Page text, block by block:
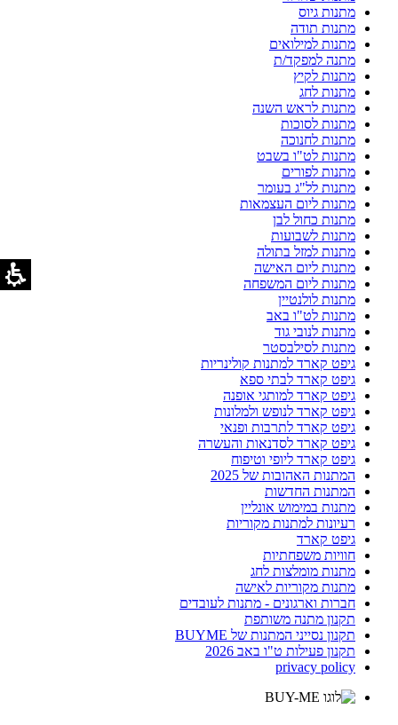
מתנות גיוס
מתנות תודה
מתנות למילואים
מתנה למפקד/ת
מתנות לקיץ
מתנות לחג
מתנות לראש השנה
מתנות לסוכות
מתנות לחנוכה
מתנות לט"ו בשבט
מתנות לפורים
מתנות לל"ג בעומר
מתנות ליום העצמאות
מתנות כחול לבן
מתנות לשבועות
מתנות למזל בתולה
מתנות ליום האישה
מתנות ליום המשפחה
מתנות לולנטיין
מתנות לט"ו באב
מתנות לנובי גוד
מתנות לסילבסטר
גיפט קארד למתנות קולינריות
גיפט קארד לבתי ספא
גיפט קארד למותגי אופנה
גיפט קארד לנופש ולמלונות
גיפט קארד לתרבות ופנאי
גיפט קארד לסדנאות והעשרה
גיפט קארד ליופי וטיפוח
המתנות האהובות של 2025
המתנות החדשות
מתנות במימוש אונליין
רעיונות למתנות מקוריות
גיפט קארד
חוויות משפחתיות
מתנות מומלצות לחג
מתנות מקוריות לאישה
חברות וארגונים - מתנות לעובדים
תקנון מתנה משותפת
תקנון נסייני המתנות של BUYME
תקנון פעילות ט"ו באב 2026
privacy policy